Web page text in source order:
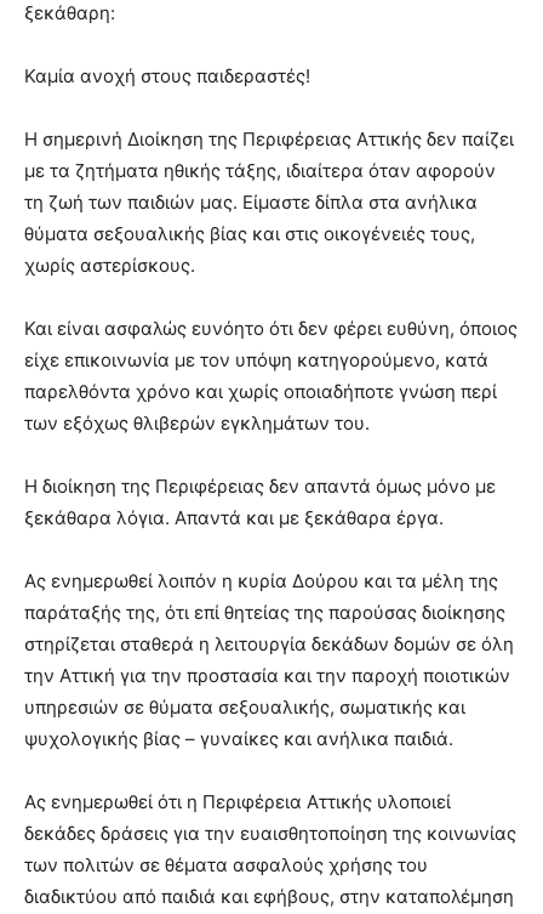
ξεκάθαρη:
Καμία ανοχή στους παιδεραστές!
Η σημερινή Διοίκηση της Περιφέρειας Αττικής δεν παίζει
με τα ζητήματα ηθικής τάξης, ιδιαίτερα όταν αφορούν
τη ζωή των παιδιών μας. Είμαστε δίπλα στα ανήλικα
θύματα σεξουαλικής βίας και στις οικογένειές τους,
χωρίς αστερίσκους.
Και είναι ασφαλώς ευνόητο ότι δεν φέρει ευθύνη, όποιος
είχε επικοινωνία με τον υπόψη κατηγορούμενο, κατά
παρελθόντα χρόνο και χωρίς οποιαδήποτε γνώση περί
των εξόχως θλιβερών εγκλημάτων του.
Η διοίκηση της Περιφέρειας δεν απαντά όμως μόνο με
ξεκάθαρα λόγια. Απαντά και με ξεκάθαρα έργα.
Ας ενημερωθεί λοιπόν η κυρία Δούρου και τα μέλη της
παράταξής της, ότι επί θητείας της παρούσας διοίκησης
στηρίζεται σταθερά η λειτουργία δεκάδων δομών σε όλη
την Αττική για την προστασία και την παροχή ποιοτικών
υπηρεσιών σε θύματα σεξουαλικής, σωματικής και
ψυχολογικής βίας – γυναίκες και ανήλικα παιδιά.
Ας ενημερωθεί ότι η Περιφέρεια Αττικής υλοποιεί
δεκάδες δράσεις για την ευαισθητοποίηση της κοινωνίας
των πολιτών σε θέματα ασφαλούς χρήσης του
διαδικτύου από παιδιά και εφήβους, στην καταπολέμηση